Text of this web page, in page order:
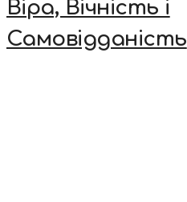
Віра, Вічність і
Самовідданість